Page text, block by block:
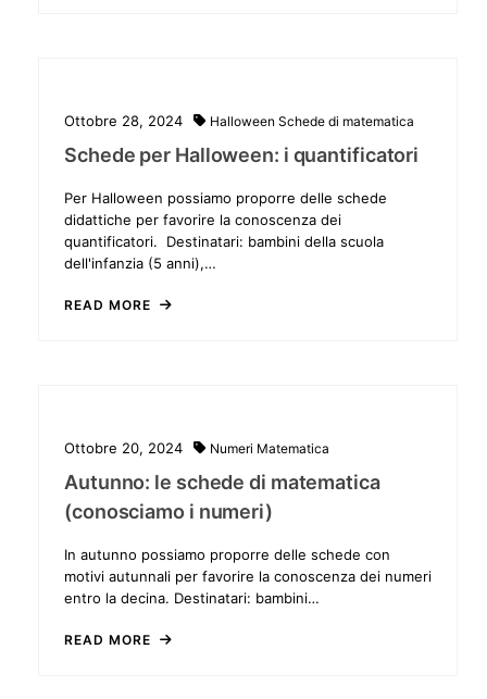
Ottobre 28, 2024 Halloween Schede di matematica
Schede per Halloween: i quantificatori
Per Halloween possiamo proporre delle schede
didattiche per favorire la conoscenza dei
quantificatori. Destinatari: bambini della scuola
dell'infanzia (5 anni),…
READ MORE
Ottobre 20, 2024 Numeri Matematica
Autunno: le schede di matematica
(conosciamo i numeri)
In autunno possiamo proporre delle schede con
motivi autunnali per favorire la conoscenza dei numeri
entro la decina. Destinatari: bambini…
READ MORE